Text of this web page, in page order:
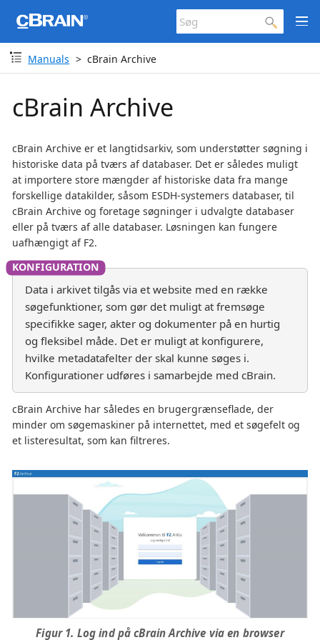
Manuals cBrain Archive
cBrain Archive
cBrain Archive er et langtidsarkiv, som understøtter søgning i
historiske data på tværs af databaser. Det er således muligt
at importere store mængder af historiske data fra mange
forskellige datakilder, såsom ESDH-systemers databaser, til
cBrain Archive og foretage søgninger i udvalgte databaser
eller på tværs af alle databaser. Løsningen kan fungere
uafhængigt af F2.
Data i arkivet tilgås via et website med en række
søgefunktioner, som gør det muligt at fremsøge
specifikke sager, akter og dokumenter på en hurtig
og fleksibel måde. Det er muligt at konfigurere,
hvilke metadatafelter der skal kunne søges i.
Konfigurationer udføres i samarbejde med cBrain.
cBrain Archive har således en brugergrænseflade, der
minder om søgemaskiner på internettet, med et søgefelt og
et listeresultat, som kan filtreres.
Figur 1. Log ind på cBrain Archive via en browser